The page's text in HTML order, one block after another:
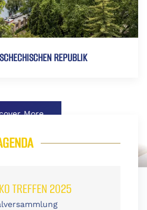
REPUBLIK
More
TREFFEN 2025